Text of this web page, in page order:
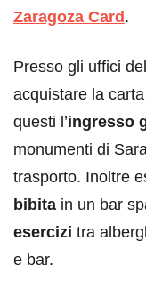
Zaragoza Card .
Presso gli uffici
acquistare la
questi l’ingresso
monumenti di
trasporto. Inoltre
bibita in un bar
esercizi tra
e bar.